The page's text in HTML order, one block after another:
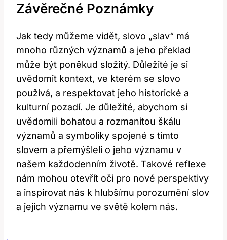
Závěrečné Poznámky
Jak tedy můžeme vidět, slovo „slav“ má
mnoho různých významů a jeho překlad
může být poněkud složitý. Důležité je si
uvědomit kontext, ve kterém se slovo
používá, a respektovat jeho historické a
kulturní pozadí. Je důležité, abychom si
uvědomili bohatou a rozmanitou škálu
významů a symboliky spojené s tímto
slovem a přemýšleli o jeho významu v
našem každodenním životě. Takové reflexe
nám mohou otevřít oči pro nové perspektivy
a inspirovat nás k hlubšímu porozumění slov
a jejich významu ve světě kolem nás.